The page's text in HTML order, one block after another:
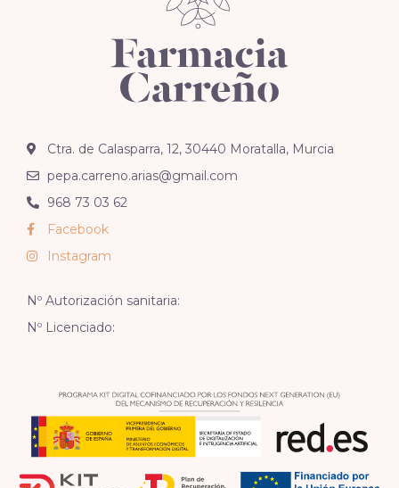
Ctra. de Calasparra, 12, 30440 Moratalla, Murcia
pepa.carreno.arias@gmail.com
968 73 03 62
Facebook
Instagram
Nº Autorización sanitaria:
Nº Licenciado: